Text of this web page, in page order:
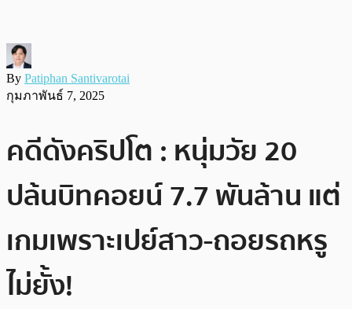
By Patiphan Santivarotai
กุมภาพันธ์ 7, 2025
คดีดังคริปโต : หนุ่มวัย 20
ปล้นบิทคอยน์ 7.7 พันล้าน แต่
เกมเพราะเปย์สาว-ถอยรถหรู
ไม่ยั้ง!